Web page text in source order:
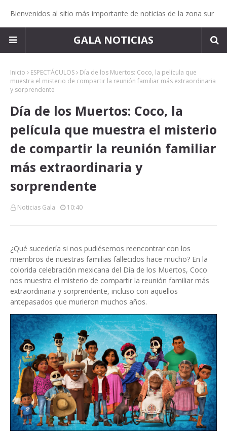
Bienvenidos al sitio más importante de noticias de la zona sur
GALA NOTICIAS
Inicio ESPECTÁCULOS
Día de los Muertos: Coco, la película que
muestra el misterio de compartir la reunión familiar más extraordinaria
y sorprendente
Día de los Muertos: Coco, la
película que muestra el misterio
de compartir la reunión familiar
más extraordinaria y
sorprendente
Noticias Gala 10:40
¿Qué sucedería si nos pudiésemos reencontrar con los
miembros de nuestras familias fallecidos hace mucho? En la
colorida celebración mexicana del Día de los Muertos, Coco
nos muestra el misterio de compartir la reunión familiar más
extraordinaria y sorprendente, incluso con aquellos
antepasados que murieron muchos años.